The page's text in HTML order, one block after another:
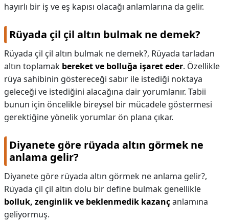
hayırlı bir iş ve eş kapısı olacağı anlamlarına da gelir.
Rüyada çil çil altın bulmak ne demek?
Rüyada çil çil altın bulmak ne demek?, Rüyada tarladan
altın toplamak bereket ve bolluğa işaret eder. Özellikle
rüya sahibinin göstereceği sabır ile istediği noktaya
geleceği ve istediğini alacağına dair yorumlanır. Tabii
bunun için öncelikle bireysel bir mücadele göstermesi
gerektiğine yönelik yorumlar ön plana çıkar.
Diyanete göre rüyada altın görmek ne
anlama gelir?
Diyanete göre rüyada altın görmek ne anlama gelir?,
Rüyada çil çil altın dolu bir define bulmak genellikle
bolluk, zenginlik ve beklenmedik kazançanlamına
geliyormuş.